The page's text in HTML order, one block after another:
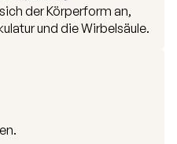
der Körperform an,
und die Wirbelsäule.